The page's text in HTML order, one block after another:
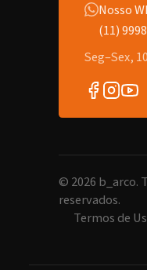
Nosso
(11)
Seg–Sex,
© 2026 b_arco.
reservados.
Termos de